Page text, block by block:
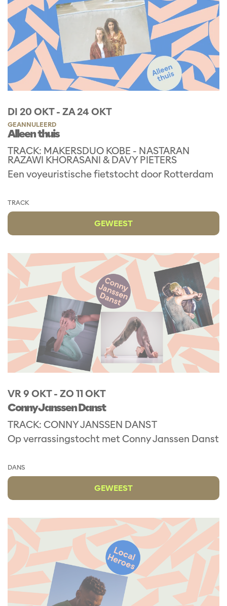
Alleen thuis
TRACK: MAKERSDUO KOBE - NASTARAN
RAZAWI KHORASANI & DAVY PIETERS
GEANNULEERD
DI 20 OKT- ZA 24 OKT
Een voyeuristische fietstocht door Rotterdam
TRACK
GEWEEST
Conny Janssen Danst
TRACK: CONNY JANSSEN DANST
VR 9 OKT- ZO 11 OKT
Op verrassingstocht met Conny Janssen Danst
DANS
GEWEEST